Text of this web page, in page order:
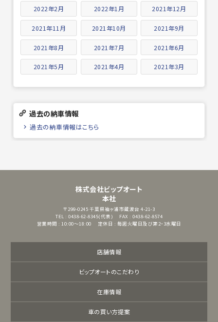
2022年2月 2022年1月 2021年12月
2021年11月 2021年10月 2021年9月
2021年8月 2021年7月 2021年6月
2021年5月 2021年4月 2021年3月
過去の納車情報
過去の納車情報はこちら
株式会社ビップオート
本社
〒299-0245 千葉県袖ヶ浦市蔵波台 4-21-3
TEL : 0438-62-8345(代表)
FAX : 0438-62-8574
営業時間 : 10:00～18:00
定休日 : 毎週火曜日及び第2・3水曜日
店舗情報
ビップオートのこだわり
在庫情報
車の買い方提案